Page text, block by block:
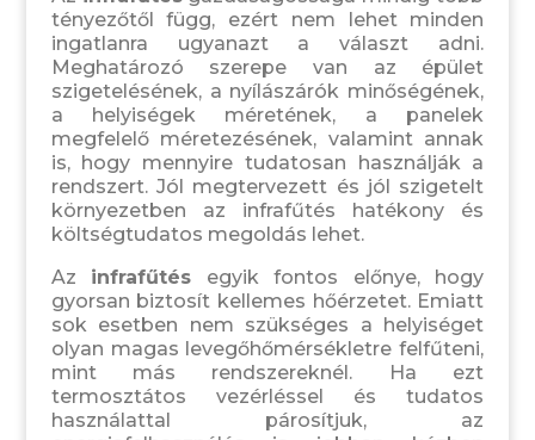
tényezőtől függ, ezért nem lehet minden
ingatlanra ugyanazt a választ adni.
Meghatározó szerepe van az épület
szigetelésének, a nyílászárók minőségének,
a helyiségek méretének, a panelek
megfelelő méretezésének, valamint annak
is, hogy mennyire tudatosan használják a
rendszert. Jól megtervezett és jól szigetelt
környezetben az infrafűtés hatékony és
költségtudatos megoldás lehet.
Az infrafűtés egyik fontos előnye, hogy
gyorsan biztosít kellemes hőérzetet. Emiatt
sok esetben nem szükséges a helyiséget
olyan magas levegőhőmérsékletre felfűteni,
mint más rendszereknél. Ha ezt
termosztátos vezérléssel és tudatos
használattal párosítjuk, az